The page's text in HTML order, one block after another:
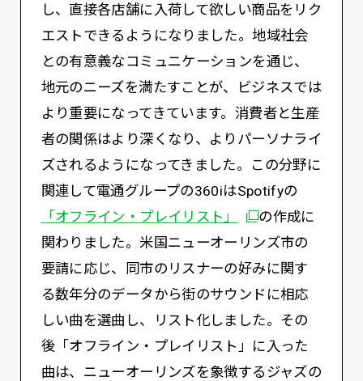
し、直接各店舗に入荷して欲しい商品をリク
エストできるようになりました。地域社会
との有意義なコミュニケーションを通じ、
地元のニーズを満たすことが、ビジネスでは
より重要になってきています。消費者と生産
者の関係はより深くなり、よりパーソナライ
ズされるようになってきました。この分野に
関連して電通グループの360iはSpotifyの
「オフライン・プレイリスト」
別ウィンドウで開
の作成に
関わりました。米国ニューオーリンズ市の
要請に応じ、同市のリスナーの好みに関す
る数年分のデータから街のサウンドに相応
しい曲を選曲し、リスト化しました。その
後「オフライン・プレイリスト」に入った
曲は、ニューオーリンズを象徴するジャズの